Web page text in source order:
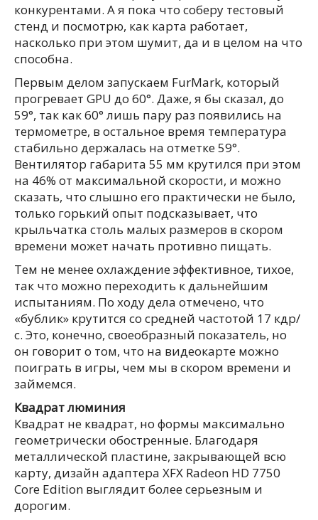
конкурентами. А я пока что соберу тестовый
стенд и посмотрю, как карта работает,
насколько при этом шумит, да и в целом на что
способна.
Первым делом запускаем FurMark, который
прогревает GPU до 60°. Даже, я бы сказал, до
59°, так как 60° лишь пару раз появились на
термометре, в остальное время температура
стабильно держалась на отметке 59°.
Вентилятор габарита 55 мм крутился при этом
на 46% от максимальной скорости, и можно
сказать, что слышно его практически не было,
только горький опыт подсказывает, что
крыльчатка столь малых размеров в скором
времени может начать противно пищать.
Тем не менее охлаждение эффективное, тихое,
так что можно переходить к дальнейшим
испытаниям. По ходу дела отмечено, что
«бублик» крутится со средней частотой 17 кдр/
с. Это, конечно, своеобразный показатель, но
он говорит о том, что на видеокарте можно
поиграть в игры, чем мы в скором времени и
займемся.
Квадрат люминия
Квадрат не квадрат, но формы максимально
геометрически обостренные. Благодаря
металлической пластине, закрывающей всю
карту, дизайн адаптера XFX Radeon HD 7750
Core Edition выглядит более серьезным и
дорогим.